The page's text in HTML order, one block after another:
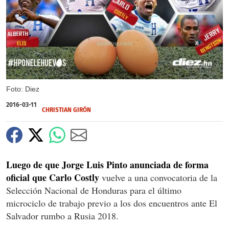
Foto: Diez
X
2016-03-11
CHRISTIAN GIRÓN
Luego de que Jorge Luis Pinto anunciada de forma
oficial que Carlo Costly vuelve a una convocatoria de la
Selección Nacional de Honduras para el último
microciclo de trabajo previo a los dos encuentros ante El
Salvador rumbo a Rusia 2018.